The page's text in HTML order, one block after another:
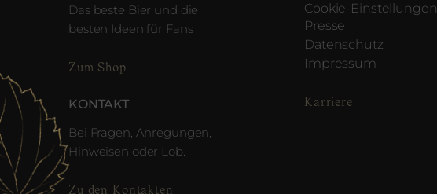
Das beste Bier und die
besten Ideen für Fans
Zum Shop
KONTAKT
Bei Fragen, Anregungen,
Hinweisen oder Lob.
Zu den Kontakten
Cookie-Einstellungen
Presse
Datenschutz
Impressum
Karriere